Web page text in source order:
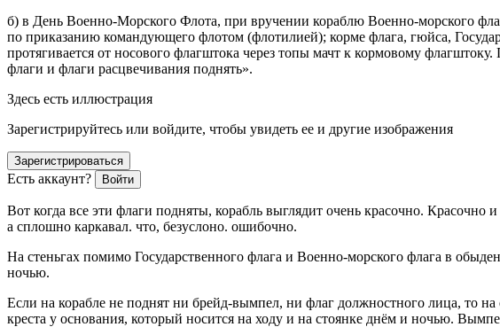
б) в День Военно-Морского Флота, при вручении кораблю Военно-морского
по приказанию командующего флотом (флотилией); корме флага, гюйса,
протягивается от носового флагштока через топы мачт к кормовому
флаги и флаги расцвечивания поднять».
Здесь есть иллюстрация
Зарегистрируйтесь или войдите, чтобы увидеть ее и другие изображения
Зарегистрироваться
Есть аккаунт? Войти
Вот когда все эти флаги подняты, корабль выглядит очень красочно.
а сплошно каркавал. что, безуслоно. ошибочно.
На стеньгах помимо Государственного флага и Военно-морского флага в
ночью.
Если на корабле не поднят ни брейд-вымпел, ни флаг должностного лица, то
креста у основания, который носится на ходу и на стоянке днём и ночью.